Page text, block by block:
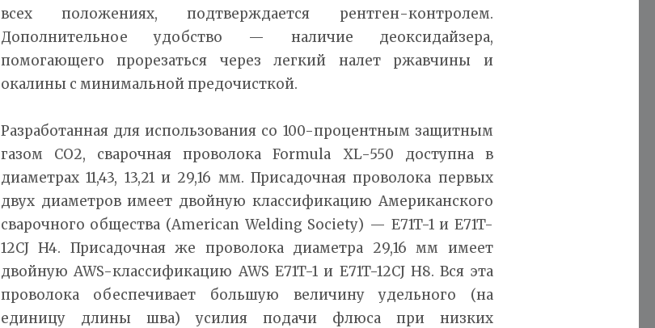
всех положениях, подтверждается рентген-контролем.
Дополнительное удобство — наличие деоксидайзера,
помогающего прорезаться через легкий налет ржавчины и
окалины с минимальной предочисткой.
Разработанная для использования со 100-процентным защитным
газом CO2, сварочная проволока Formula XL-550 доступна в
диаметрах 11,43, 13,21 и 29,16 мм. Присадочная проволока первых
двух диаметров имеет двойную классификацию Американского
сварочного общества (American Welding Society) — E71T-1 и E71T-
12CJ H4. Присадочная же проволока диаметра 29,16 мм имеет
двойную AWS-классификацию AWS E71T-1 и E71T-12CJ H8. Вся эта
проволока обеспечивает большую величину удельного (на
единицу длины шва) усилия подачи флюса при низких